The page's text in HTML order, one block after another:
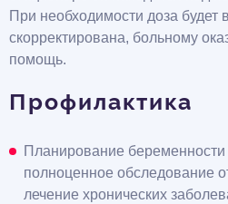
При необходимости доза будет
скорректирована, больному
помощь.
Профилактика
Планирование беременности
полноценное обследование
лечение хронических